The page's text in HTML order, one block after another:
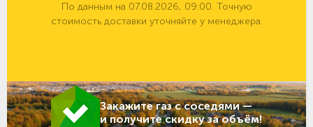
По данным на 07.08.2026, 09:00. Точную
стоимость доставки уточняйте у менеджера.
Закажите газ с соседями —
и получите скидку за объём!